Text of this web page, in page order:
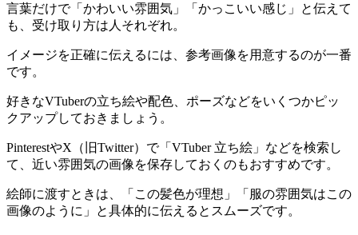
言葉だけで「かわいい雰囲気」「かっこいい感じ」と伝えて
も、受け取り方は人それぞれ。
イメージを正確に伝えるには、参考画像を用意するのが一番
です。
好きなVTuberの立ち絵や配色、ポーズなどをいくつかピッ
クアップしておきましょう。
PinterestやX（旧Twitter）で「VTuber 立ち絵」などを検索し
て、近い雰囲気の画像を保存しておくのもおすすめです。
絵師に渡すときは、「この髪色が理想」「服の雰囲気はこの
画像のように」と具体的に伝えるとスムーズです。